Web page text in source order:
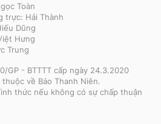
Toàn
trực: Hải Thành
Dũng
Hưng
Trung
GP - BTTTT cấp ngày 24.3.2020
về Báo Thanh Niên.
thức nếu không có sự chấp thuận